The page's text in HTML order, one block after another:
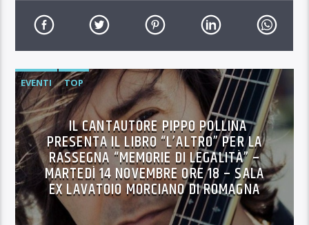
EVENTI TOP
IL CANTAUTORE PIPPO POLLINA
PRESENTA IL LIBRO “L’ALTRO” PER LA
RASSEGNA “MEMORIE DI LEGALITÀ” –
MARTEDÌ 14 NOVEMBRE ORE 18 – SALA
EX LAVATOIO MORCIANO DI ROMAGNA